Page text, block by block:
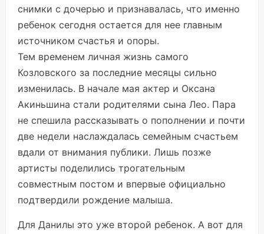
снимки с дочерью и признавалась, что именно
ребенок сегодня остается для нее главным
источником счастья и опоры.
Тем временем личная жизнь самого
Козловского за последние месяцы сильно
изменилась. В начале мая актер и Оксана
Акиньшина стали родителями сына Лео. Пара
не спешила рассказывать о пополнении и почти
две недели наслаждалась семейным счастьем
вдали от внимания публики. Лишь позже
артисты поделились трогательным
совместным постом и впервые официально
подтвердили рождение малыша.
Для Данилы это уже второй ребенок. А вот для